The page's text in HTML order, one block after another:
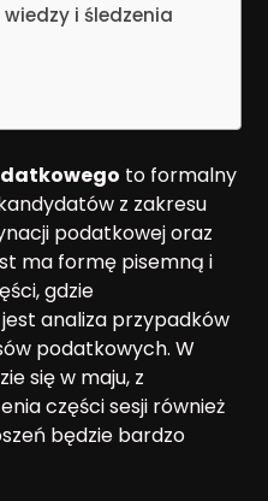
i śledzenia
to formalny
z zakresu
podatkowej oraz
ma formę pisemną i
gdzie
analiza przypadków
podatkowych. W
się w maju, z
części sesji również
będzie bardzo